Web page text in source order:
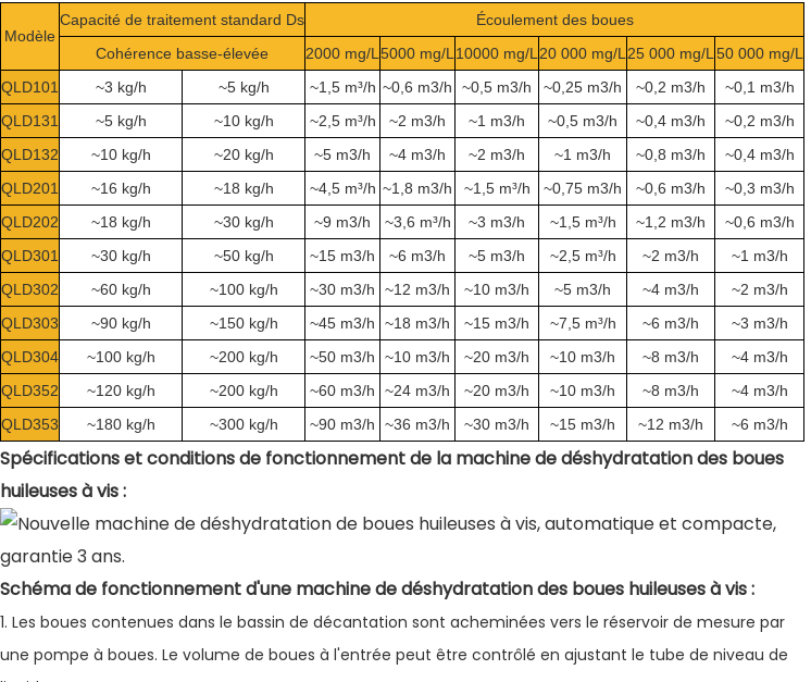
Modèle
Capacité de traitement standard Ds
Écoulement des boues
Cohérence basse-élevée
2000 mg/L 5000 mg/L 10000 mg/L 20 000 mg/L 25 000 mg/L 50 000 mg/L
QLD101
~3 kg/h ~5 kg/h ~1,5 m³/h ~0,6 m3/h ~0,5 m3/h ~0,25 m3/h ~0,2 m3/h
~0,1 m3/h
QLD131
~5 kg/h ~10 kg/h ~2,5 m³/h ~2 m3/h ~1 m3/h ~0,5 m3/h ~0,4 m3/h
~0,2 m3/h
QLD132
~10 kg/h ~20 kg/h ~5 m3/h ~4 m3/h ~2 m3/h ~1 m3/h ~0,8 m3/h
~0,4 m3/h
QLD201
~16 kg/h ~18 kg/h ~4,5 m³/h ~1,8 m3/h ~1,5 m³/h ~0,75 m3/h ~0,6 m3/h
~0,3 m3/h
QLD202
~18 kg/h ~30 kg/h ~9 m3/h ~3,6 m³/h ~3 m3/h ~1,5 m³/h ~1,2 m3/h
~0,6 m3/h
QLD301
~30 kg/h ~50 kg/h ~15 m3/h ~6 m3/h ~5 m3/h ~2,5 m³/h ~2 m3/h
~1 m3/h
QLD302
~60 kg/h ~100 kg/h ~30 m3/h ~12 m3/h ~10 m3/h ~5 m3/h ~4 m3/h
~2 m3/h
QLD303
~90 kg/h ~150 kg/h ~45 m3/h ~18 m3/h ~15 m3/h ~7,5 m³/h ~6 m3/h
~3 m3/h
QLD304
~100 kg/h ~200 kg/h ~50 m3/h ~10 m3/h ~20 m3/h ~10 m3/h ~8 m3/h
~4 m3/h
QLD352
~120 kg/h ~200 kg/h ~60 m3/h ~24 m3/h ~20 m3/h ~10 m3/h ~8 m3/h
~4 m3/h
QLD353
~180 kg/h ~300 kg/h ~90 m3/h ~36 m3/h ~30 m3/h ~15 m3/h ~12 m3/h ~6 m3/h
Spécifications et conditions de fonctionnement de la machine de déshydratation des boues
huileuses à vis :
Schéma de fonctionnement d'une machine de déshydratation des boues huileuses à vis :
1. Les boues contenues dans le bassin de décantation sont acheminées vers le réservoir de mesure par
une pompe à boues. Le volume de boues à l'entrée peut être contrôlé en ajustant le tube de niveau de